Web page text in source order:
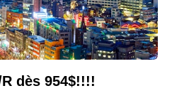
dès 954$!!!!